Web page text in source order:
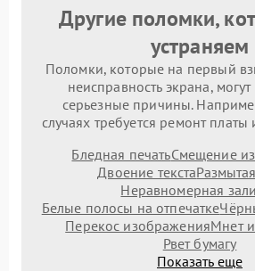
Другие поломки,
устраняем
Поломки, которые на первый
неисправность экрана,
серьезные причины.
случаях требуется ремонт
Бледная печатьСмещение
Двоение текста
Неравномерная
Белые полосы на отпечатке
Перекос изображенияМнет
Рвет бумагу
Показать еще